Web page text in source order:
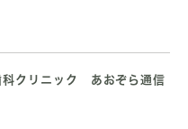
クリニック あおぞら通信